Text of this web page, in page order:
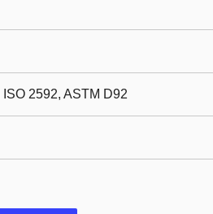
2592, ASTM D92